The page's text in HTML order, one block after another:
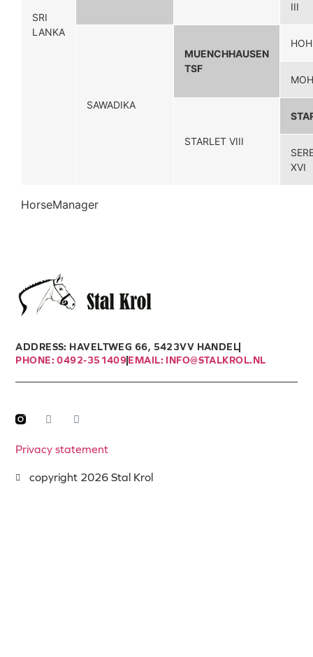
SRI
LANKA
III
SAWADIKA
MUENCHHAUSEN
TSF
STARLET VIII
XVI
HorseManager
ADDRESS: HAVELTWEG 66, 5423VV HANDEL
PHONE: 0492-351409EMAIL: INFO@STALKROL.NL
Privacy statement
copyright 2026 Stal Krol